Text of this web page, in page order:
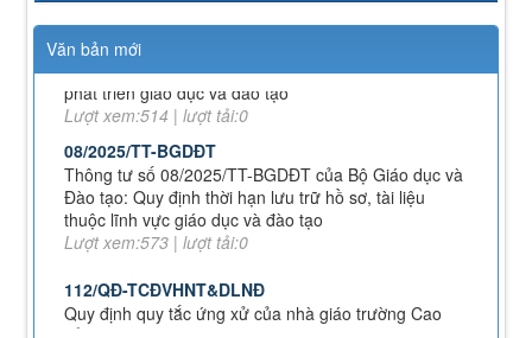
Văn bản mới
Nghị quyết số 71-NQ/TWcủa Bộ Chính trị về đột phá
phát triển giáo dục và đào tạo
Lượt xem:514 | lượt tải:0
08/2025/TT-BGDĐT
Thông tư số 08/2025/TT-BGDĐT của Bộ Giáo dục và
Đào tạo: Quy định thời hạn lưu trữ hồ sơ, tài liệu
thuộc lĩnh vực giáo dục và đào tạo
Lượt xem:573 | lượt tải:0
112/QĐ-TCĐVHNT&DLNĐ
Quy định quy tắc ứng xử của nhà giáo trường Cao
đẳng VHNT&DL Nam Định
Lượt xem:150 | lượt tải:99